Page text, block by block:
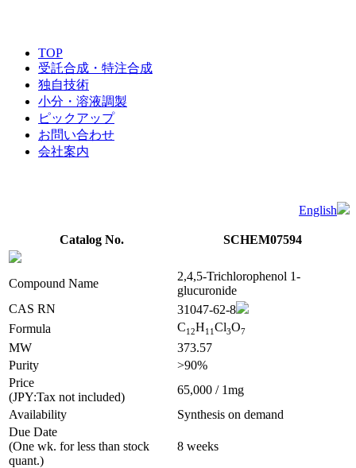
TOP
受託合成・特注合成
独自技術
小分・溶液調製
ピックアップ
お問い合わせ
会社案内
English
Catalog No. SCHEM07594
Compound Name
2,4,5-Trichlorophenol 1-
glucuronide
CAS RN
31047-62-8
Formula
C12H1 1Cl3O7
MW
373.57
Purity
>90%
Price
(JPY:Tax not included)
65,000 / 1mg
Availability
Synthesis on demand
Due Date
(One wk. for less than stock
quant.)
8 weeks